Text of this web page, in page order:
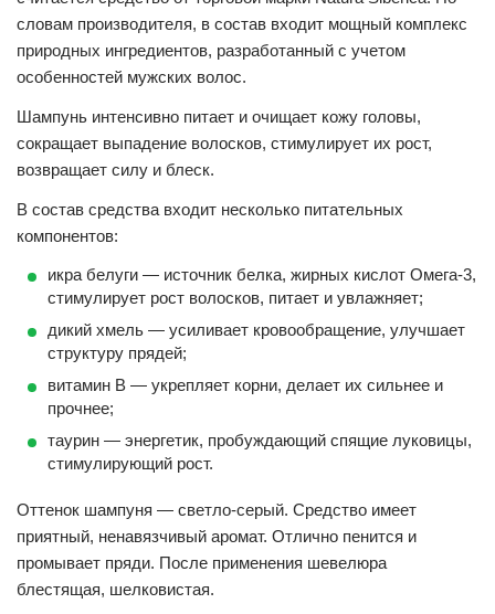
словам производителя, в состав входит мощный комплекс
природных ингредиентов, разработанный с учетом
особенностей мужских волос.
Шампунь интенсивно питает и очищает кожу головы,
сокращает выпадение волосков, стимулирует их рост,
возвращает силу и блеск.
В состав средства входит несколько питательных
компонентов:
икра белуги — источник белка, жирных кислот Омега-3,
стимулирует рост волосков, питает и увлажняет;
дикий хмель — усиливает кровообращение, улучшает
структуру прядей;
витамин В — укрепляет корни, делает их сильнее и
прочнее;
таурин — энергетик, пробуждающий спящие луковицы,
стимулирующий рост.
Оттенок шампуня — светло-серый. Средство имеет
приятный, ненавязчивый аромат. Отлично пенится и
промывает пряди. После применения шевелюра
блестящая, шелковистая.